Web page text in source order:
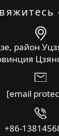
район
[email
+86-